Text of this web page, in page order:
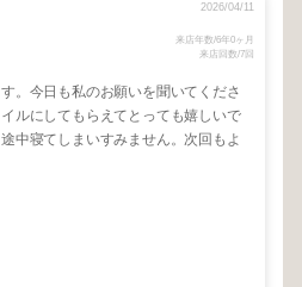
2026/04/11
来店年数/6年0ヶ月
来店回数/7回
。今日も私のお願いを聞いてくださ
ルにしてもらえてとっても嬉しいで
中寝てしまいすみません。次回もよ